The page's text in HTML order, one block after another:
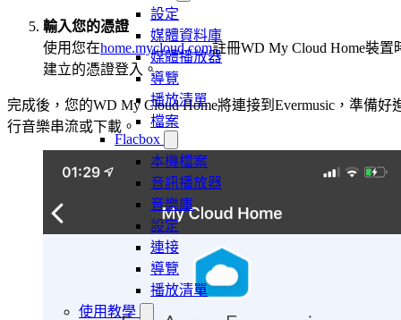
設定
媒體資料庫
媒體播放器
導覽
播放清單
檔案
Flacbox
本機檔案
音訊播放器
音樂庫
設定
連接
導覽
播放清單
使用教學
輸入您的憑證
使用您在home.mycloud.com註冊WD My Cloud Home裝置
建立的憑證登入。
完成後，您的WD My Cloud Home將連接到Evermusic，準備好
行音樂串流或下載。